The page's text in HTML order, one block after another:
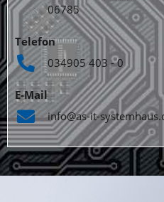
06785
Telefon
034905 403 - 0
E-Mail
info@as-it-